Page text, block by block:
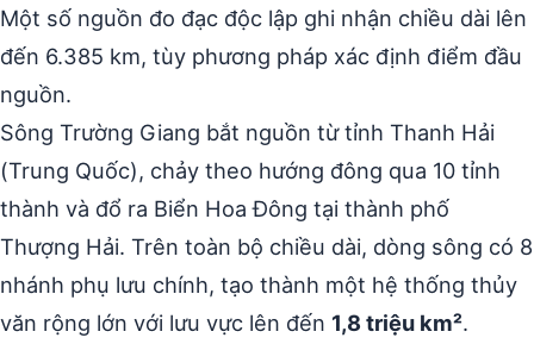
Một số nguồn đo đạc độc lập ghi nhận chiều dài lên
đến 6.385 km, tùy phương pháp xác định điểm đầu
nguồn.
Sông Trường Giang bắt nguồn từ tỉnh Thanh Hải
(Trung Quốc), chảy theo hướng đông qua 10 tỉnh
thành và đổ ra Biển Hoa Đông tại thành phố
Thượng Hải. Trên toàn bộ chiều dài, dòng sông có 8
nhánh phụ lưu chính, tạo thành một hệ thống thủy
văn rộng lớn với lưu vực lên đến 1,8 triệu km².